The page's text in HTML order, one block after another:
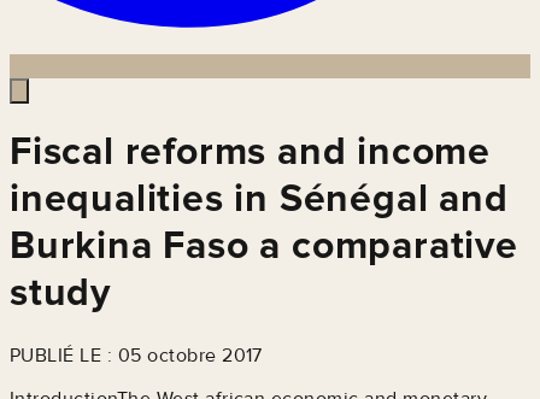
Fiscal reforms and income
inequalities in Sénégal and
Burkina Faso a comparative
study
PUBLIÉ LE : 05 octobre 2017